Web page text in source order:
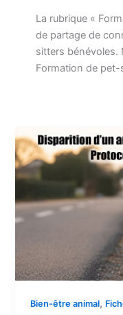
La rubrique «
de partage de
sitters bénévoles.
Formation de
Bien-être animal,